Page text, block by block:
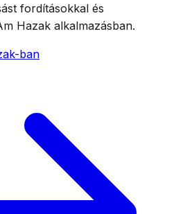
fordításokkal és
Hazak alkalmazásban.
ban